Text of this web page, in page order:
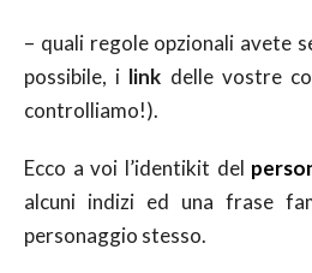
– quali regole opzionali avete
possibile, i link delle vostre
controlliamo!).
Ecco a voi l’identikit del
alcuni indizi ed una frase
personaggio stesso.